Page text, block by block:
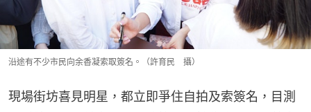
沿途有不少市民向余香凝索取簽名。（許育民 攝）
現場街坊喜見明星，都立即爭住自拍及索簽名，目測